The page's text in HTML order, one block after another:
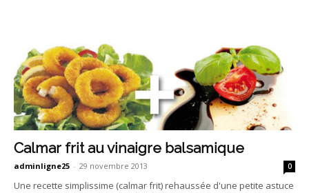
Calmar frit au vinaigre balsamique
adminligne25 - 29 novembre 2013 0
Une recette simplissime (calmar frit) rehaussée d'une petite astuce